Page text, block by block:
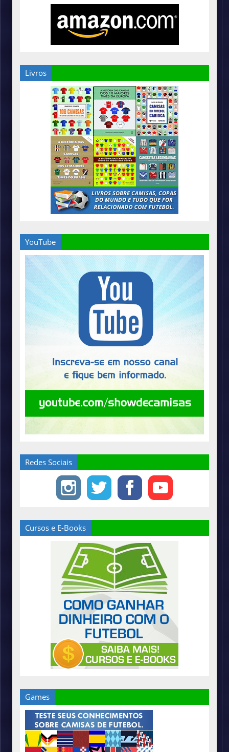
Livros
YouTube
Redes Sociais
Cursos e E-Books
Games